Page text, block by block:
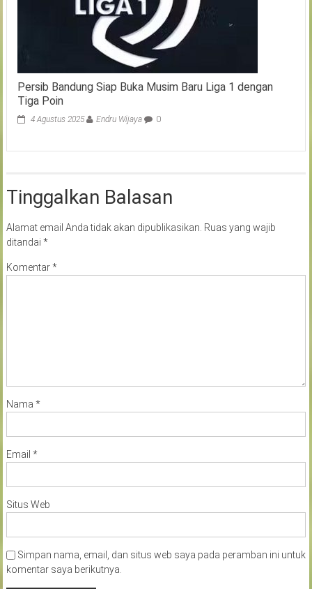
Persib Bandung Siap Buka Musim Baru Liga 1 dengan
Tiga Poin
4 Agustus 2025 Endru Wijaya 0
Tinggalkan Balasan
Alamat email Anda tidak akan dipublikasikan. Ruas yang wajib
ditandai *
Komentar*
Nama *
Email *
Situs Web
Simpan nama, email, dan situs web saya pada peramban ini untuk
komentar saya berikutnya.